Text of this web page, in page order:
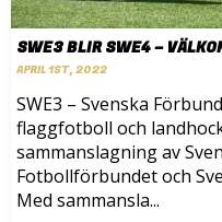
SWE3 BLIR SWE4 –
APRIL 1ST, 2022
SWE3 – Svenska
flaggfotboll och
sammanslagning av
Fotbollförbundet och
Med sammansla...